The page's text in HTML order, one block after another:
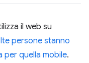
il web su
persone stanno
per quella mobile.